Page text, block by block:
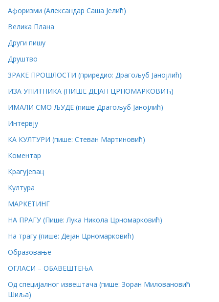
Афоризми (Александар Саша Јелић)
Велика Плана
Други пишу
Друштво
ЗРАКЕ ПРОШЛОСТИ (приредио: Драгољуб Јанојлић)
ИЗА УПИТНИКА (ПИШЕ ДЕЈАН ЦРНОМАРКОВИЋ)
ИМАЛИ СМО ЉУДЕ (пише Драгољуб Јанојлић)
Интервју
КА КУЛТУРИ (пише: Стеван Мартиновић)
Коментар
Крагујевац
Култура
МАРКЕТИНГ
НА ПРАГУ (Пише: Лука Никола Црномарковић)
На трагу (пише: Дејан Црномарковић)
Образовање
ОГЛАСИ – ОБАВЕШТЕЊА
Од специјалног извештача (пише: Зоран Миловановић
Шиља)